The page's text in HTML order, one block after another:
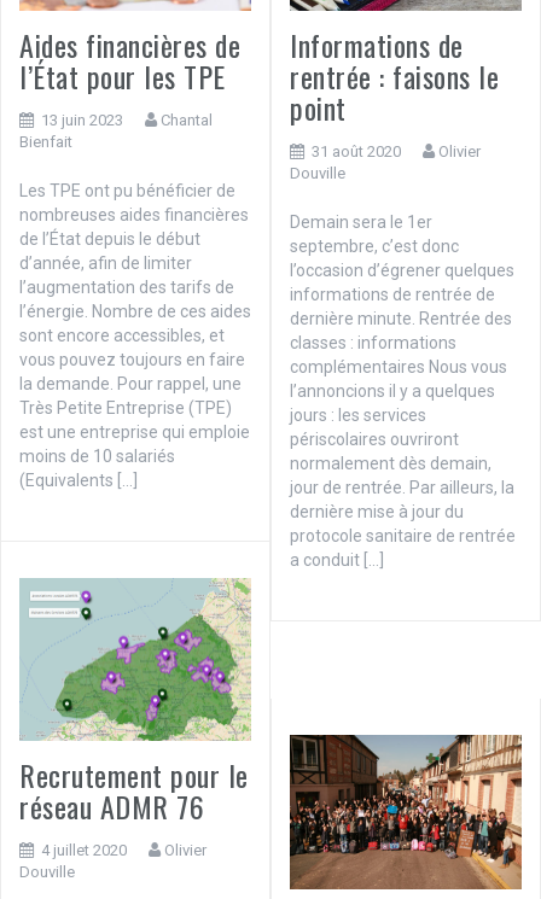
Aides financières de
l’État pour les TPE
13 juin 2023
Chantal
Bienfait
Les TPE ont pu bénéficier de
nombreuses aides financières
de l’État depuis le début
d’année, afin de limiter
l’augmentation des tarifs de
l’énergie. Nombre de ces aides
sont encore accessibles, et
vous pouvez toujours en faire
la demande. Pour rappel, une
Très Petite Entreprise (TPE)
est une entreprise qui emploie
moins de 10 salariés
(Equivalents […]
Informations de
rentrée : faisons le
point
31 août 2020
Olivier
Douville
Demain sera le 1er
septembre, c’est donc
l’occasion d’égrener quelques
informations de rentrée de
dernière minute. Rentrée des
classes : informations
complémentaires Nous vous
l’annoncions il y a quelques
jours : les services
périscolaires ouvriront
normalement dès demain,
jour de rentrée. Par ailleurs, la
dernière mise à jour du
protocole sanitaire de rentrée
a conduit […]
Recrutement pour le
réseau ADMR 76
4 juillet 2020
Olivier
Douville